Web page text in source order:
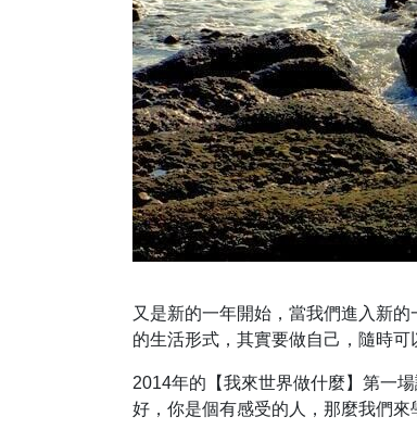
又是新的一年開始，當我們進入新
的生活形式，其實要做自己，隨時可
2014年的【我來世界做什麼】第一
好，你是個有感受的人，那麼我們來